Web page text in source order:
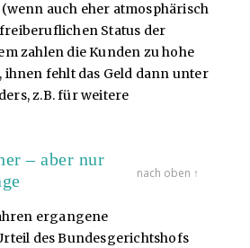
auch eher atmosphärisch
Status der
zahlen die Kunden zu hohe
fehlt das Geld dann unter
z.B. für weitere
– aber nur
nach oben ↑
ergangene
des Bundesgerichtshofs